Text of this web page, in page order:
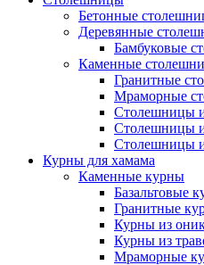
Бетонные
Деревянные
Бамбуковые
Каменные
Гранитные
Мраморные
Столешницы
Столешницы
Столешницы
Курны для хамама
Каменные курны
Базальтовые
Гранитные
Курны из
Курны из
Мраморные